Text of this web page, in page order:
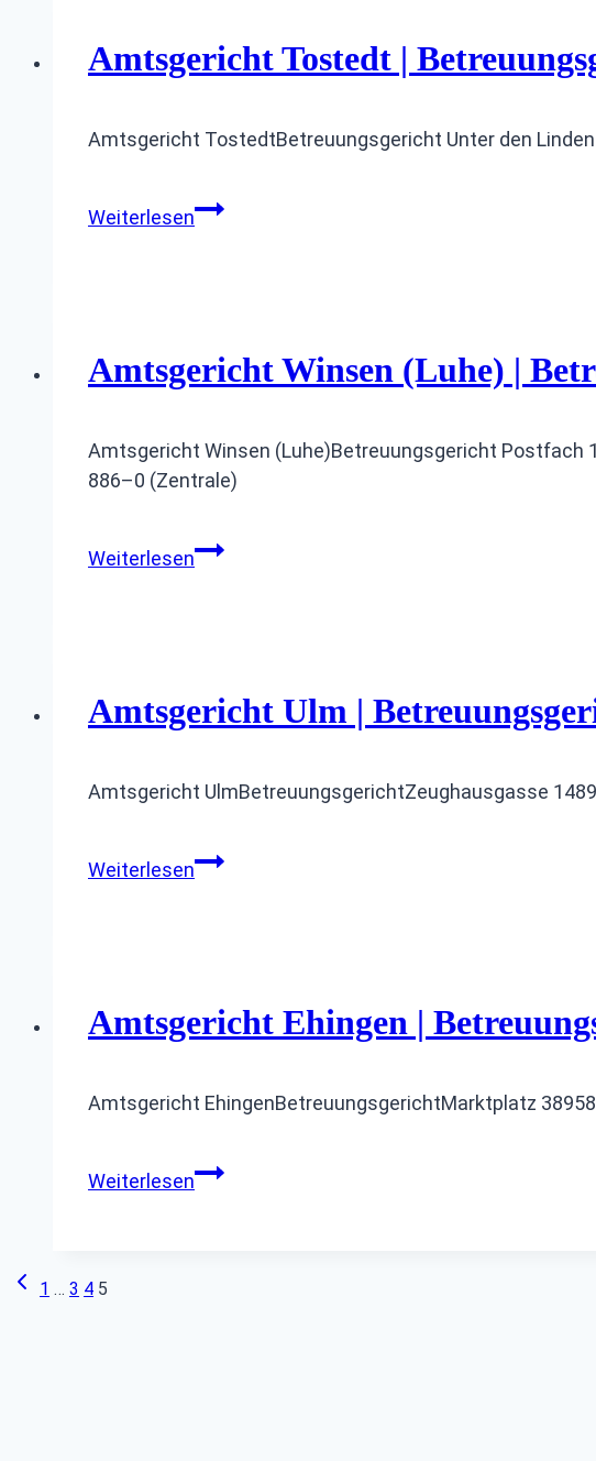
Amtsgericht Tostedt |
Amtsgericht TostedtBetreuungsgericht Unter den
WeiterlesenAmtsgericht
Amtsgericht Winsen (Luhe) |
Amtsgericht Winsen (Luhe)Betreuungsgericht Postfach
886–0 (Zentrale)
WeiterlesenAmtsgericht
Amtsgericht Ulm |
Amtsgericht UlmBetreuungsgerichtZeughausgasse
WeiterlesenAmtsgericht
Amtsgericht Ehingen |
Amtsgericht EhingenBetreuungsgerichtMarktplatz
WeiterlesenAmtsgericht
Seitennavigation
Vorherige
1 … 3 4 5